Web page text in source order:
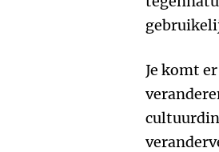
Je komt